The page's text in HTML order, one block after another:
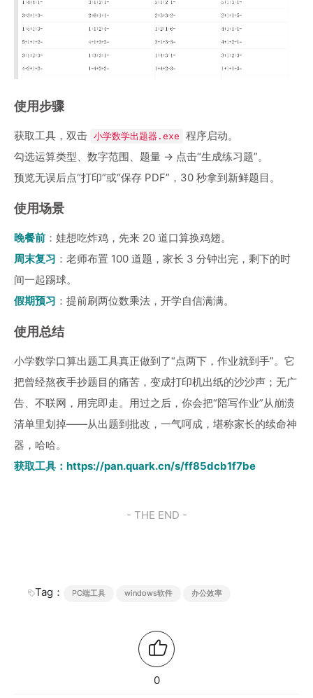
使用步骤
获取工具，双击 小学数学出题器.exe
程序启动。
勾选运算类型、数字范围、题量 → 点击“生成练习题”。
预览无误后点“打印”或“保存 PDF”，30 秒拿到新鲜题目。
使用场景
晚餐前 ：娃想吃炸鸡，先来 20 道口算换鸡翅。
周末复习 ：老师布置 100 道题，家长 3 分钟出完，剩下的时
间一起踢球。
假期预习 ：提前刷两位数乘法，开学自信满满。
使用总结
小学数学口算出题工具真正做到了“点两下，作业就到手”。它
把曾经熬夜手抄题目的痛苦，变成打印机出纸的沙沙声；无广
告、不联网，用完即走。用过之后，你会把“陪写作业”从崩溃
清单里划掉——从出题到批改，一气呵成，堪称家长的续命神
器，哈哈。
获取工具： https://pan.quark.cn/s/ff85dcb1f7be
- THE END -
Tag： PC端工具 windows软件 办公效率
0